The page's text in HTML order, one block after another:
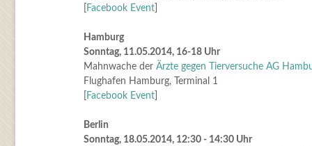
Facebook Event]
Hamburg
Sonntag, 11.05.2014, 16-18 Uhr
Mahnwache der Ärzte gegen Tierversuche AG
Flughafen Hamburg, Terminal 1
Facebook Event]
Berlin
Sonntag, 18.05.2014, 12:30 - 14:30 Uhr